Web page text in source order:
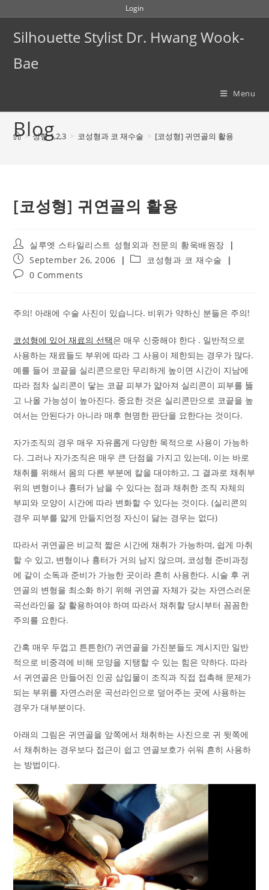
content
Login
Silhouette Stylist Dr. Hwang Wook-
Bae
Menu
Blog
> 성형 1,2,3 > 코성형과 코 재수술 > [코성형] 귀연골의 활용
[코성형] 귀연골의 활용
Post
author:
실루엣 스타일리스트 성형외과 전문의 황욱배원장
Post
published:
September 26, 2006
Post코성형과 코 재수술
Post0 Comments
주의! 아래에 수술 사진이 있습니다. 비위가 약하신 분들은 주의!
코성형에 있어 재료의 선택은 매우 신중해야 한다 . 일반적으로
사용하는 재료들도 부위에 따라 그 사용이 제한되는 경우가 많다.
예를 들어 코끝을 실리콘으로만 무리하게 높이면 시간이 지남에
따라 점차 실리콘이 닿는 코끝 피부가 얇아져 실리콘이 피부를 뚫
고 나올 가능성이 높아진다. 중요한 것은 실리콘만으로 코끝을 높
여서는 안된다가 아니라 매후 현명한 판단을 요한다는 것이다.
자가조직의 경우 매우 자유롭게 다양한 목적으로 사용이 가능하
다. 그러나 자가조직은 매우 큰 단점을 가지고 있는데, 이는 바로
채취를 위해서 몸의 다른 부분에 칼을 대야하고, 그 결과로 채취부
위의 변형이나 흉터가 남을 수 있다는 점과 채취한 조직 자체의
부피와 모양이 시간에 따라 변화할 수 있다는 것이다. (실리콘의
경우 피부를 얇게 만들지언정 자신이 닳는 경우는 없다)
따라서 귀연골은 비교적 짧은 시간에 채취가 가능하며, 쉽게 마취
할 수 있고, 변형이나 흉터가 거의 남지 않으며, 코성형 준비과정
에 같이 소독과 준비가 가능한 곳이라 흔히 사용한다. 시술 후 귀
연골의 변형을 최소화 하기 위해 귀연골 자체가 갖는 자연스러운
곡선라인을 잘 활용하여야 하며 따라서 채취할 당시부터 꼼꼼한
주의를 요한다.
간혹 매우 두껍고 튼튼한(?) 귀연골을 가진분들도 계시지만 일반
적으로 비중격에 비해 모양을 지탱할 수 있는 힘은 약하다. 따라
서 귀연골은 만들어진 인공 삽입물이 조직과 직접 접촉해 문제가
되는 부위를 자연스러운 곡선라인으로 덮어주는 곳에 사용하는
경우가 대부분이다.
아래의 그림은 귀연골을 앞쪽에서 채취하는 사진으로 귀 뒷쪽에
서 채취하는 경우보다 접근이 쉽고 연골보호가 쉬워 흔히 사용하
는 방법이다.